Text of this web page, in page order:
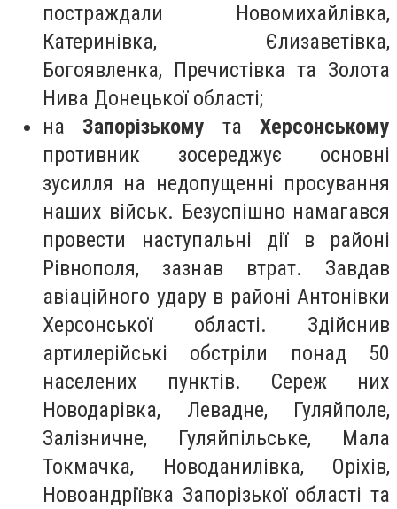
постраждали Новомихайлівка,
Катеринівка, Єлизаветівка,
Богоявленка, Пречистівка та Золота
Нива Донецької області;
на Запорізькому та Херсонському
противник зосереджує основні
зусилля на недопущенні просування
наших військ. Безуспішно намагався
провести наступальні дії в районі
Рівнополя, зазнав втрат. Завдав
авіаційного удару в районі Антонівки
Херсонської області. Здійснив
артилерійські обстріли понад 50
населених пунктів. Сереж них
Новодарівка, Левадне, Гуляйполе,
Залізничне, Гуляйпільське, Мала
Токмачка, Новоданилівка, Оріхів,
Новоандріївка Запорізької області та